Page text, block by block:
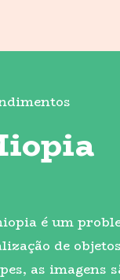
é um
de
as imagens